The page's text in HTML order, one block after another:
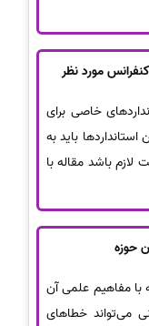
مورد نظر
خاصی برای
باید به
باشد مقاله با
حوزه
مفاهیم علمی آن
می‌تواند خطاهای